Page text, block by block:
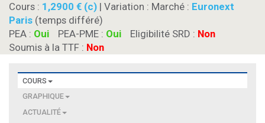
Cours : 1,2900 € (c) | Variation : Marché : Euronext
Paris (temps différé)
PEA : Oui PEA-PME : Oui Eligibilité SRD : Non
Soumis à la TTF : Non
COURS
GRAPHIQUE
ACTUALITÉ